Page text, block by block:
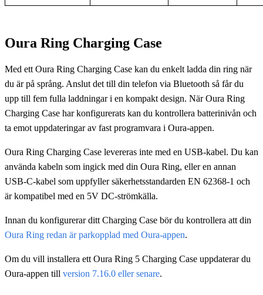
Oura Ring Charging Case
Med ett Oura Ring Charging Case kan du enkelt ladda din ring när
du är på språng. Anslut det till din telefon via Bluetooth så får du
upp till fem fulla laddningar i en kompakt design. När Oura Ring
Charging Case har konfigurerats kan du kontrollera batterinivån och
ta emot uppdateringar av fast programvara i Oura-appen.
Oura Ring Charging Case levereras inte med en USB-kabel. Du kan
använda kabeln som ingick med din Oura Ring, eller en annan
USB-C-kabel som uppfyller säkerhetsstandarden EN 62368-1 och
är kompatibel med en 5V DC-strömkälla.
Innan du konfigurerar ditt Charging Case bör du kontrollera att din
Oura Ring redan är parkopplad med Oura-appen.
Om du vill installera ett Oura Ring 5 Charging Case uppdaterar du
Oura-appen till version 7.16.0 eller senare.